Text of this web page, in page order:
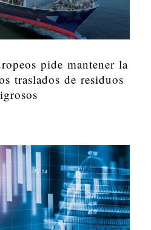
pide mantener la
traslados de residuos